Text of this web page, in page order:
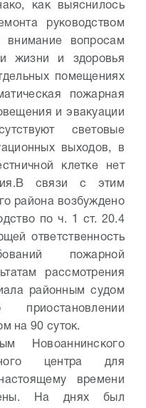
как выяснилось
руководством
вопросам
жизни и здоровья
помещениях
пожарная
и эвакуации
световые
выходов, в
клетке нет
В связи с этим
района возбуждено
по ч. 1 ст. 20.4
ответственность
пожарной
рассмотрения
районным судом
на 90 суток.
Новоаннинского
центра для
времени
На днях был